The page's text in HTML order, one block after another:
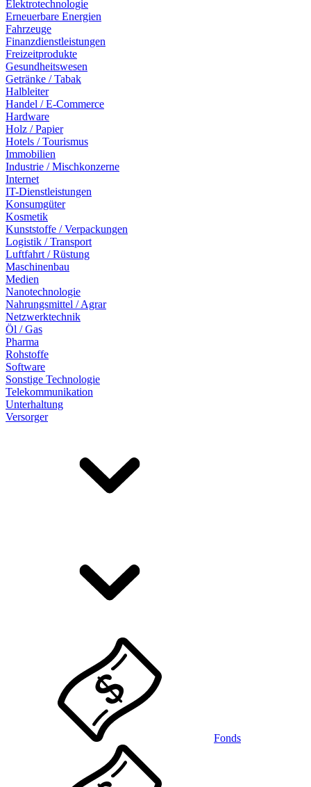
Elektrotechnologie
Erneuerbare Energien
Fahrzeuge
Finanzdienstleistungen
Freizeitprodukte
Gesundheitswesen
Getränke / Tabak
Halbleiter
Handel / E-Commerce
Hardware
Holz / Papier
Hotels / Tourismus
Immobilien
Industrie / Mischkonzerne
Internet
IT-Dienstleistungen
Konsumgüter
Kosmetik
Kunststoffe / Verpackungen
Logistik / Transport
Luftfahrt / Rüstung
Maschinenbau
Medien
Nanotechnologie
Nahrungsmittel / Agrar
Netzwerktechnik
Öl / Gas
Pharma
Rohstoffe
Software
Sonstige Technologie
Telekommunikation
Unterhaltung
Versorger
Fonds